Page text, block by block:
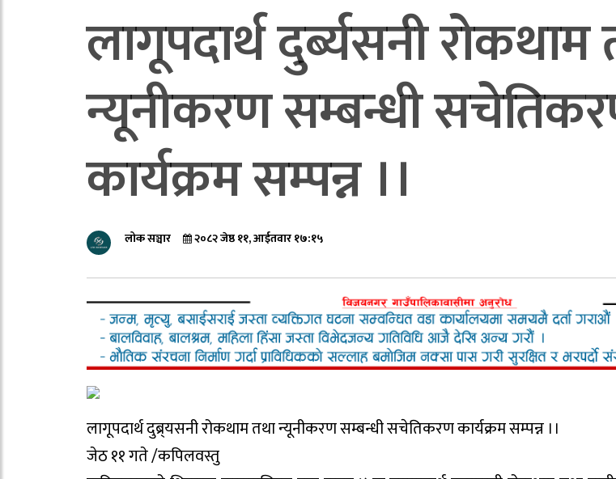
लागूपदार्थ दुर्ब्यसनी रोकथाम
न्यूनीकरण सम्बन्धी
कार्यक्रम सम्पन्न ।।
लोक सञ्चार २०८२ जेष्ठ ११, आईतवार १७:१५
लागूपदार्थ दुब्र्यसनी रोकथाम तथा न्यूनीकरण सम्बन्धी सचेतिकरण कार्यक्रम सम्पन्न ।।
जेठ ११ गते /कपिलवस्तु